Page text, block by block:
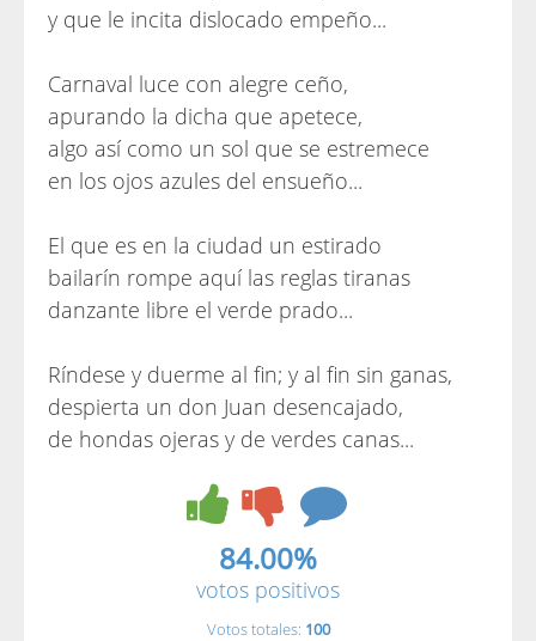
y que le incita dislocado empeño...
Carnaval luce con alegre ceño,
apurando la dicha que apetece,
algo así como un sol que se estremece
en los ojos azules del ensueño...
El que es en la ciudad un estirado
bailarín rompe aquí las reglas tiranas
danzante libre el verde prado...
Ríndese y duerme al fin; y al fin sin ganas,
despierta un don Juan desencajado,
de hondas ojeras y de verdes canas...
84.00%
votos positivos
Votos totales: 100